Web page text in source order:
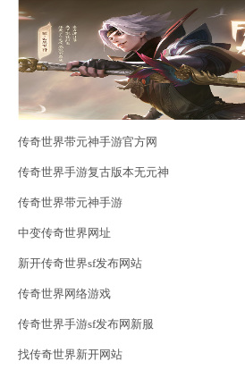
传奇世界带元神手游官方网
传奇世界手游复古版本无元神
传奇世界带元神手游
中变传奇世界网址
新开传奇世界sf发布网站
传奇世界网络游戏
传奇世界手游sf发布网新服
找传奇世界新开网站